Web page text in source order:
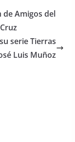
de Amigos del
serie Tierras
Luis Muñoz